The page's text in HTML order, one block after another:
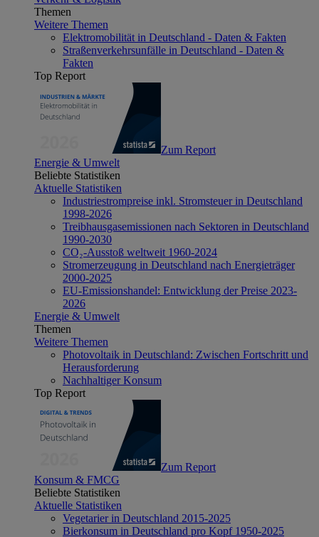
Themen
Weitere Themen
Elektromobilität in Deutschland - Daten & Fakten
Straßenverkehrsunfälle in Deutschland - Daten &
Fakten
Top Report
Zum Report
Energie & Umwelt
Beliebte Statistiken
Aktuelle Statistiken
Industriestrompreise inkl. Stromsteuer in Deutschland
1998-2026
Treibhausgasemissionen nach Sektoren in Deutschland
1990-2030
CO₂-Ausstoß weltweit 1960-2024
Stromerzeugung in Deutschland nach Energieträger
2000-2025
EU-Emissionshandel: Entwicklung der Preise 2023-
2026
Energie & Umwelt
Themen
Weitere Themen
Photovoltaik in Deutschland: Zwischen Fortschritt und
Herausforderung
Nachhaltiger Konsum
Top Report
Zum Report
Konsum & FMCG
Beliebte Statistiken
Aktuelle Statistiken
Vegetarier in Deutschland 2015-2025
Bierkonsum in Deutschland pro Kopf 1950-2025